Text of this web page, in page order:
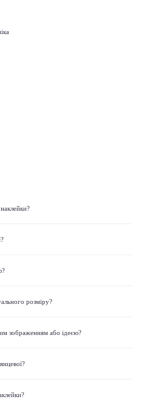
розміру?
зображенням або ідеєю?